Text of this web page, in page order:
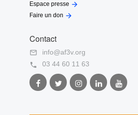
Espace presse 
Faire un don 
Contact

info@af3v.org

03 44 60 11 63
Facebook
AF3V
Twitter
AF3V
Instagram
AF3V
LinkedIn
AF3V
Youtube
AF3V